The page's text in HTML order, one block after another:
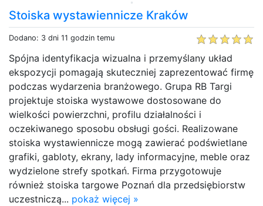
Stoiska wystawiennicze Kraków
Dodano: 3 dni 11 godzin temu
Spójna identyfikacja wizualna i przemyślany układ
ekspozycji pomagają skuteczniej zaprezentować firmę
podczas wydarzenia branżowego. Grupa RB Targi
projektuje stoiska wystawowe dostosowane do
wielkości powierzchni, profilu działalności i
oczekiwanego sposobu obsługi gości. Realizowane
stoiska wystawiennicze mogą zawierać podświetlane
grafiki, gabloty, ekrany, lady informacyjne, meble oraz
wydzielone strefy spotkań. Firma przygotowuje
również stoiska targowe Poznań dla przedsiębiorstw
uczestniczą... pokaż więcej »